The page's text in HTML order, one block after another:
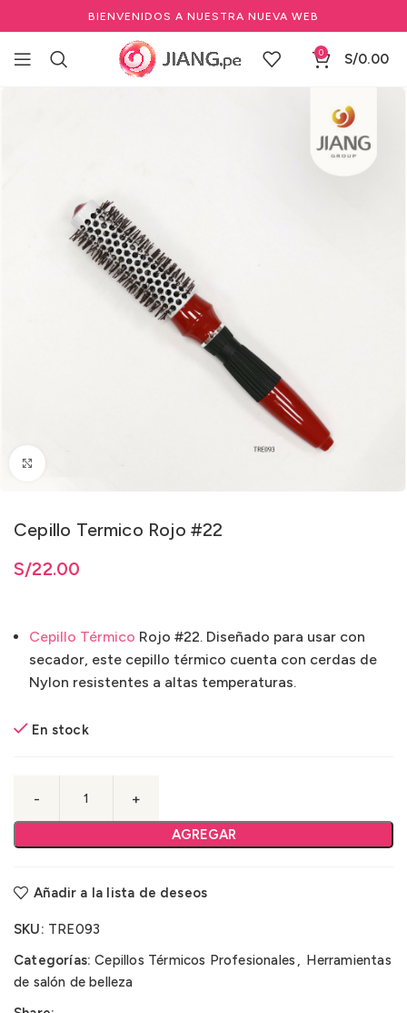
BIENVENIDOS A NUESTRA NUEVA WEB
0 S/0.00
Herramientas de salón de belleza
Cepillo Termico Rojo #22
S/22.00
Cepillo Térmico Rojo #22. Diseñado para usar con
secador, este cepillo térmico cuenta con cerdas de
Nylon resistentes a altas temperaturas.
En stock
AGREGAR
Añadir a la lista de deseos
SKU: TRE093
Categorías: Cepillos Térmicos Profesionales , Herramientas
de salón de belleza